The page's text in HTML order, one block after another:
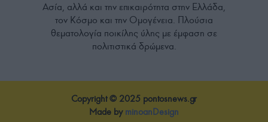
Ασία, αλλά και την επικαιρότητα στην Ελλάδα,
τον Κόσμο και την Ομογένεια. Πλούσια
θεματολογία ποικίλης ύλης με έμφαση σε
πολιτιστικά δρώμενα.
Copyright © 2025 pontosnews.gr
Made by minoanDesign